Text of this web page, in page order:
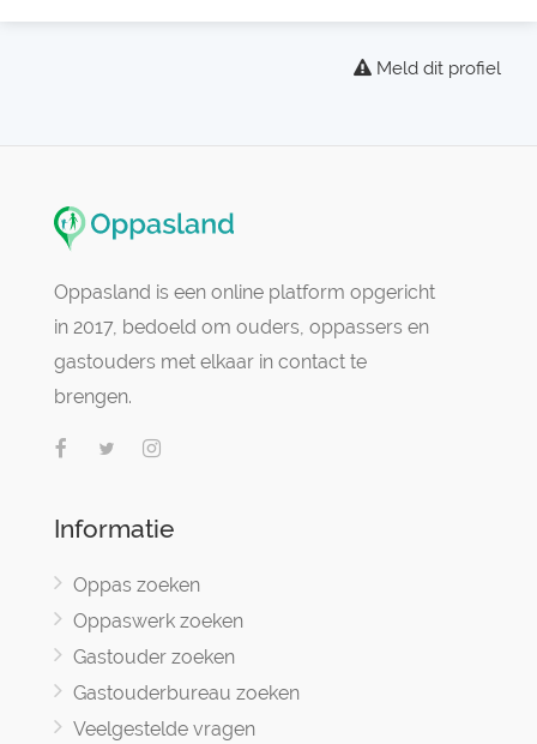
Meld dit profiel
Oppasland is een online platform opgericht
in 2017, bedoeld om ouders, oppassers en
gastouders met elkaar in contact te
brengen.
Informatie
Oppas zoeken
Oppaswerk zoeken
Gastouder zoeken
Gastouderbureau zoeken
Veelgestelde vragen